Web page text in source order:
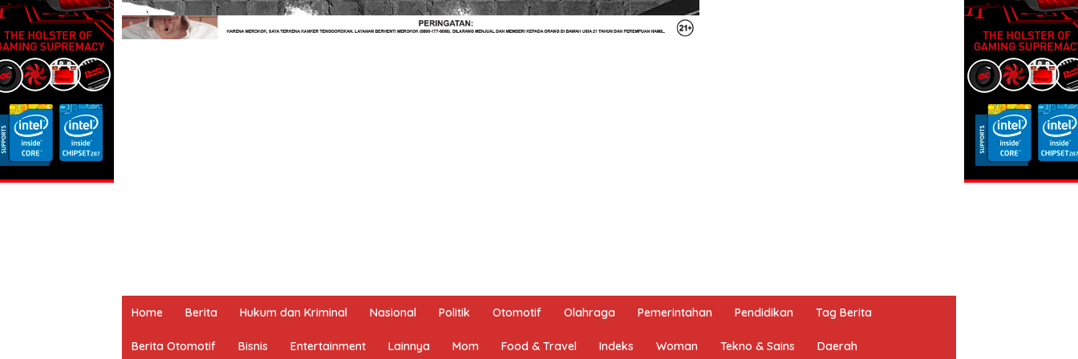
Home Berita Hukum dan Kriminal Nasional Politik Otomotif Olahraga Pemerintahan Pendidikan Tag Berita
Berita Otomotif Bisnis Entertainment Lainnya Mom Food & Travel Indeks Woman Tekno & Sains Daerah